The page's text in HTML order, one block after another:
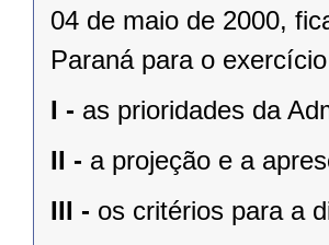
04 de maio de 2000,
Paraná para o
I - as prioridades da
II - a projeção e a
III - os critérios para a